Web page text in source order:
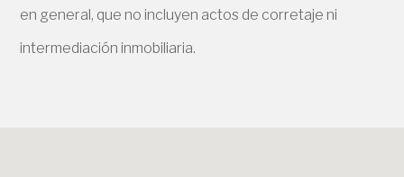
en general, que no incluyen actos de corretaje ni
intermediación inmobiliaria.